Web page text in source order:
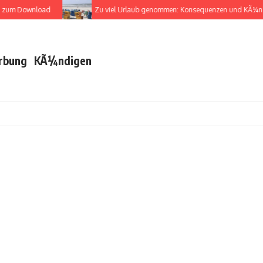
Zu viel Urlaub genommen: Konsequenzen und
KÃ¼ndigen